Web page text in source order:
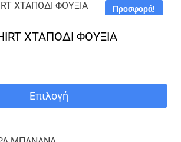
Προσφορά!
ΧΤΑΠΟΔΙ ΦΟΥΞΙΑ
Επιλογή